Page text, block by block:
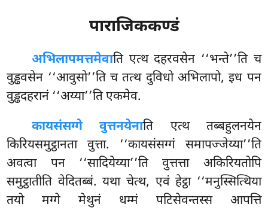
पाराजिककण्डं
अभिलापमत्तमेवाति एत्थ दहरवसेन ‘‘भन्ते’’ति च
वुड्ढवसेन ‘‘आवुसो’’ति च तत्थ दुविधो अभिलापो, इध पन
वुड्ढदहरानं ‘‘अय्या’’ति एकमेव.
कायसंसग्गे वुत्तनयेनाति एत्थ तब्बहुलनयेन
किरियसमुट्ठानता वुत्ता. ‘‘कायसंसग्गं समापज्जेय्या’’ति
अवत्वा पन ‘‘सादियेय्या’’ति वुत्तत्ता अकिरियतोपि
समुट्ठातीति वेदितब्बं. यथा चेत्थ, एवं हेट्ठा ‘‘मनुस्सित्थिया
तयो मग्गे मेथुनं धम्मं पटिसेवन्तस्स आपत्ति